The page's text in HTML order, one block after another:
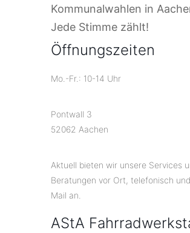
Kommunalwahlen in
Jede Stimme zählt!
Öffnungszeiten
Mo.-Fr.: 10-14 Uhr
Pontwall 3
52062 Aachen
Aktuell bieten wir unsere Services
Beratungen vor Ort, telefonisch
Mail an.
AStA